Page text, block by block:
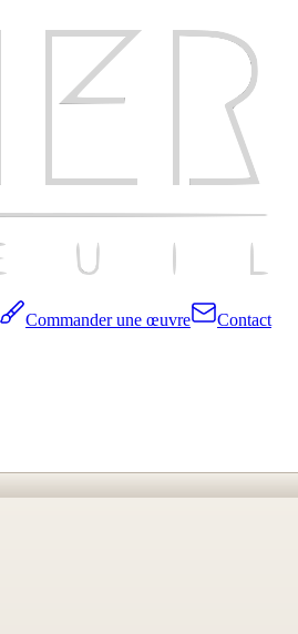
Commander une œuvre Contact